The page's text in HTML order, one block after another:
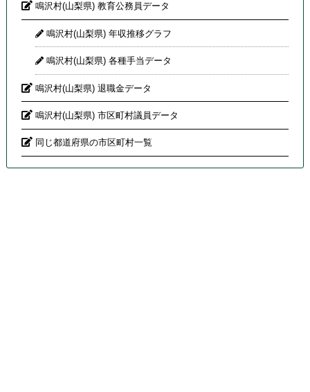
鳴沢村(山梨県) 教育公務員データ
鳴沢村(山梨県) 年収推移グラフ
鳴沢村(山梨県) 各種手当データ
鳴沢村(山梨県) 退職金データ
鳴沢村(山梨県) 市区町村議員データ
同じ都道府県の市区町村一覧